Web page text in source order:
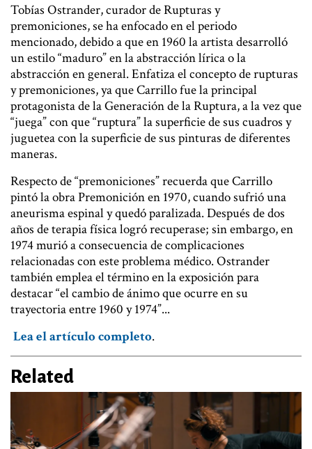
Tobías Ostrander, curador de Rupturas y
premoniciones, se ha enfocado en el periodo
mencionado, debido a que en 1960 la artista desarrolló
un estilo “maduro” en la abstracción lírica o la
abstracción en general. Enfatiza el concepto de rupturas
y premoniciones, ya que Carrillo fue la principal
protagonista de la Generación de la Ruptura, a la vez que
“juega” con que “ruptura” la superficie de sus cuadros y
juguetea con la superficie de sus pinturas de diferentes
maneras.
Respecto de “premoniciones” recuerda que Carrillo
pintó la obra Premonición en 1970, cuando sufrió una
aneurisma espinal y quedó paralizada. Después de dos
años de terapia física logró recuperase; sin embargo, en
1974 murió a consecuencia de complicaciones
relacionadas con este problema médico. Ostrander
también emplea el término en la exposición para
destacar “el cambio de ánimo que ocurre en su
trayectoria entre 1960 y 1974”...
Lea el artículo completo.
Related